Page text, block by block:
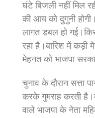
घंटे बिजली नहीं मिल
की आय को दुगुनी
लागत डबल हो
रहा है।बारिश में कड़ी
मेहनत को भाजपा
चुनाव के दौरान सत्ता
करके गुमराह करती
वाले भाजपा के नेता